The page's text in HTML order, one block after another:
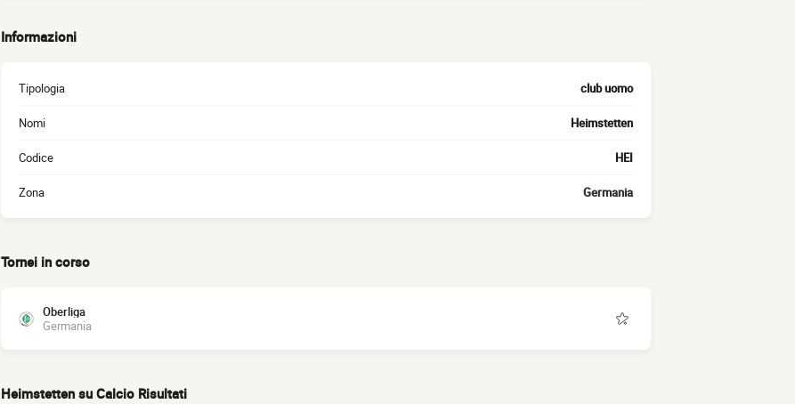
Informazioni
Tipologia club uomo
Nomi Heimstetten
Codice HEI
Zona Germania
Tornei in corso
Oberliga
Germania
Heimstetten su Calcio Risultati